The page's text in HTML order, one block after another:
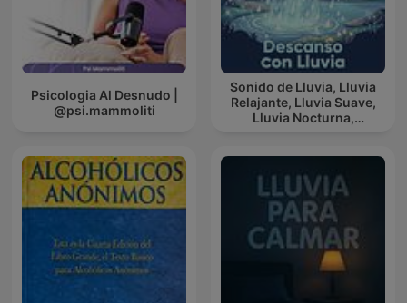
Psicologia Al Desnudo |
@psi.mammoliti
Sonido de Lluvia, Lluvia
Relajante, Lluvia Suave,
Lluvia Nocturna,